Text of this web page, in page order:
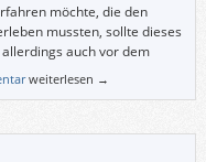
möchte, die den
mussten, sollte dieses
auch vor dem
weiterlesen →